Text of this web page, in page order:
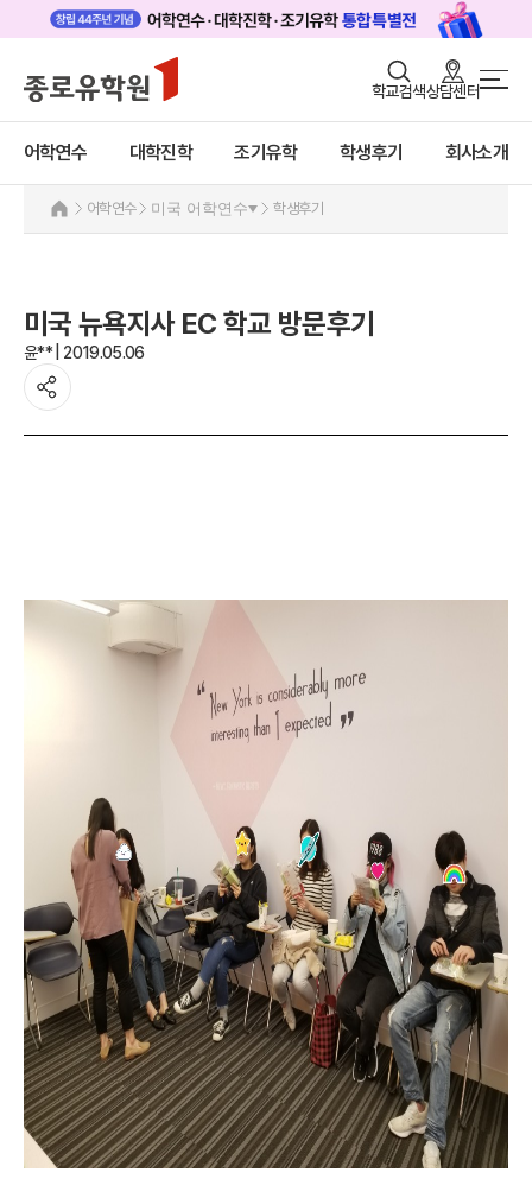
학교검색상담센터
어학연수 대학진학 조기유학 학생후기 회사소개
로그인 회원가입
어학연수
대학진학
조기/캠프
고객서비스
유학가이드
미국
미국 어학연수 안내
추천도시 및 인기어학원
프로모션
뉴질랜드
어학연수 미국 어학연수 학생후기
미국 뉴욕지사 EC 학교 방문후기
윤** | 2019.05.06